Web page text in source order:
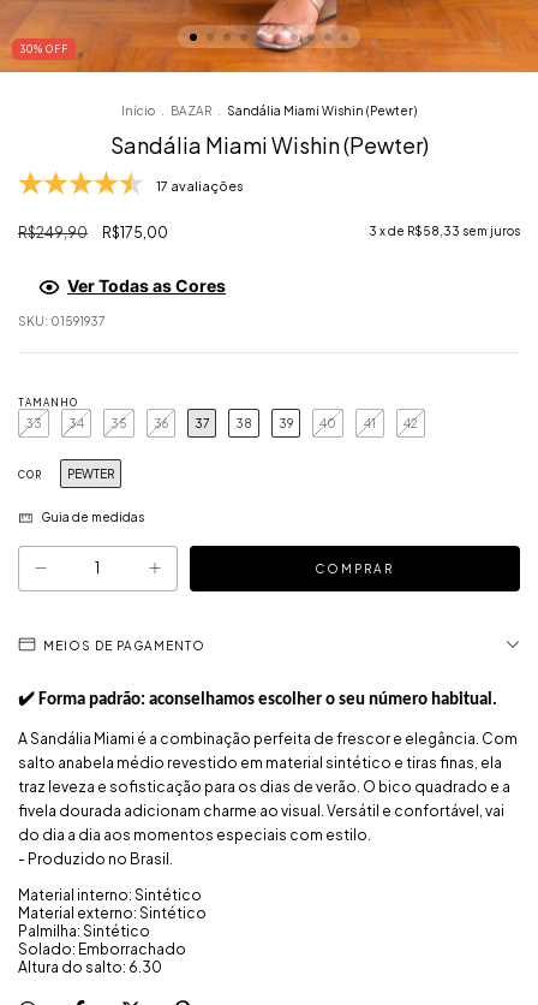
30% OFF
Início BAZAR Sandália Miami Wishin (Pewter)
Sandália Miami Wishin (Pewter)
17 avaliações
R$249,90 R$175,00 3 x de R$58,33 sem juros
Ver Todas as Cores
SKU: 01591937
TAMANHO
33 34 35 36 37 38 39 40 41 42
COR PEWTER
Guia de medidas
MEIOS DE PAGAMENTO
✔️ Forma padrão: aconselhamos escolher o seu número habitual.
A Sandália Miami é a combinação perfeita de frescor e elegância. Com
salto anabela médio revestido em material sintético e tiras finas, ela
traz leveza e sofisticação para os dias de verão. O bico quadrado e a
fivela dourada adicionam charme ao visual. Versátil e confortável, vai
do dia a dia aos momentos especiais com estilo.
- Produzido no Brasil.
Material interno: Sintético
Material externo: Sintético
Palmilha: Sintético
Solado: Emborrachado
Altura do salto: 6.30